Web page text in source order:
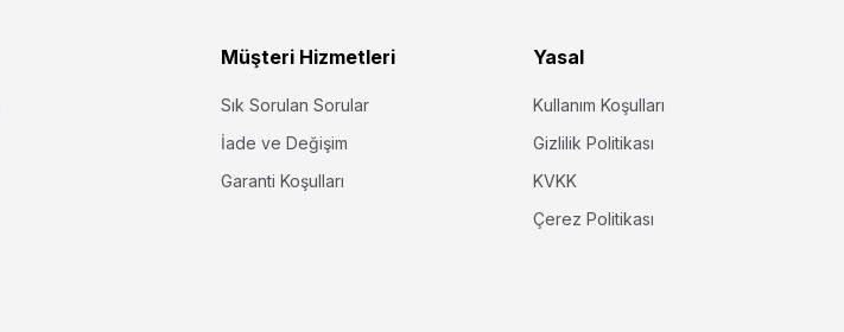
Müşteri Hizmetleri
Sık Sorulan Sorular
İade ve Değişim
Garanti Koşulları
Yasal
Kullanım Koşulları
Gizlilik Politikası
KVKK
Çerez Politikası